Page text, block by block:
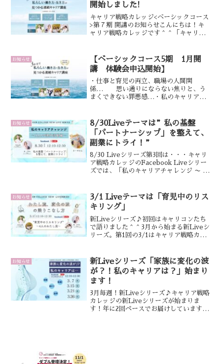
開始しました!
キャリア戦略カレッジ<ベーシックコース
>第７期 開講のお知らせこんにちは！キ
ャリア戦略カレッジです＾＾「キャリア
ア”を発見し、私は私で大丈夫！と心か
ら思って行動できる...
お知らせ
【ベーシックコース5期 1月開
講 体験会申込開始】
・仕事と育児の両立、職場の人間関
係… 思い通りにならない焦りと、う
まくできない罪悪感…・私のキャリアこ
ありませんか？1万名のキャリアをサポー
トしてきたキャリアコンサル...
お知らせ
8/30Liveテーマは”私の基盤
「パートナーシップ」を整えて、
副業にトライ！”
8/30 Liveシリーズ第3回は・・・キャリ
ア戦略カレッジのFacebook Liveシリー
ズでは、「私のキャリアチャレンジ 〜 大
女性たちのインスピレーショナルなお...
お知らせ
3/1 Liveテーマは「育児中のリス
キリング」
新Liveシリーズ♪初回はキャリコンたち
で語りました＾＾3月から始まる新Liveシ
リーズ。第1回の3/1はキャリア戦略カレ
合います＾＾今話題のこのテーマ。なぜ
炎上したの？...
お知らせ
新Liveシリーズ「家族に変化の波
が？！私のキャリアは？」始まり
ます！
3月毎週！新Liveシリーズ♪キャリア戦略
カレッジの新Liveシリーズが始まりま
す！年に2回ペースでお届けしていますキ